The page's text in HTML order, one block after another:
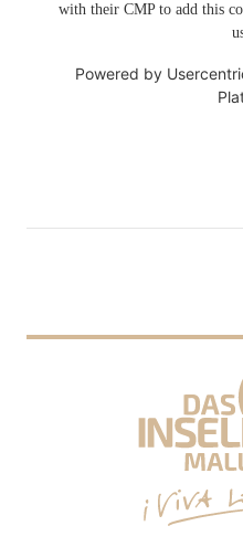
with their CMP to add this
Powered by